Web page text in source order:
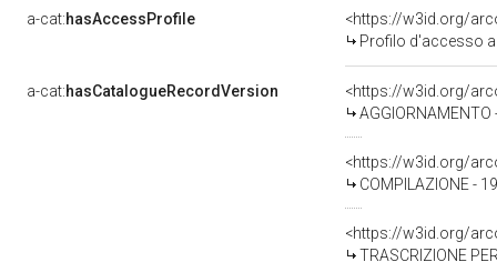
a-cat:hasAccessProfile
<https://w3id.org/
Profilo d'accesso
a-cat:hasCatalogueRecordVersion
<https://w3id.org/
<https://w3id.org/
COMPILAZIONE -
<https://w3id.org/
TRASCRIZIONE